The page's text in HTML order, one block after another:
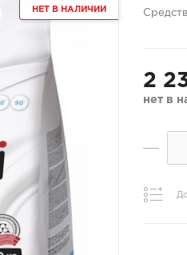
НЕТ В НАЛИЧИИ
2
нет в